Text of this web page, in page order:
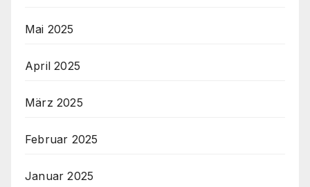
Mai 2025
April 2025
März 2025
Februar 2025
Januar 2025